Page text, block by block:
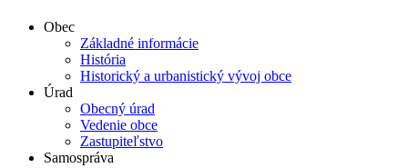
Obec
Základné informácie
História
Historický a urbanistický vývoj obce
Úrad
Obecný úrad
Vedenie obce
Zastupiteľstvo
Samospráva